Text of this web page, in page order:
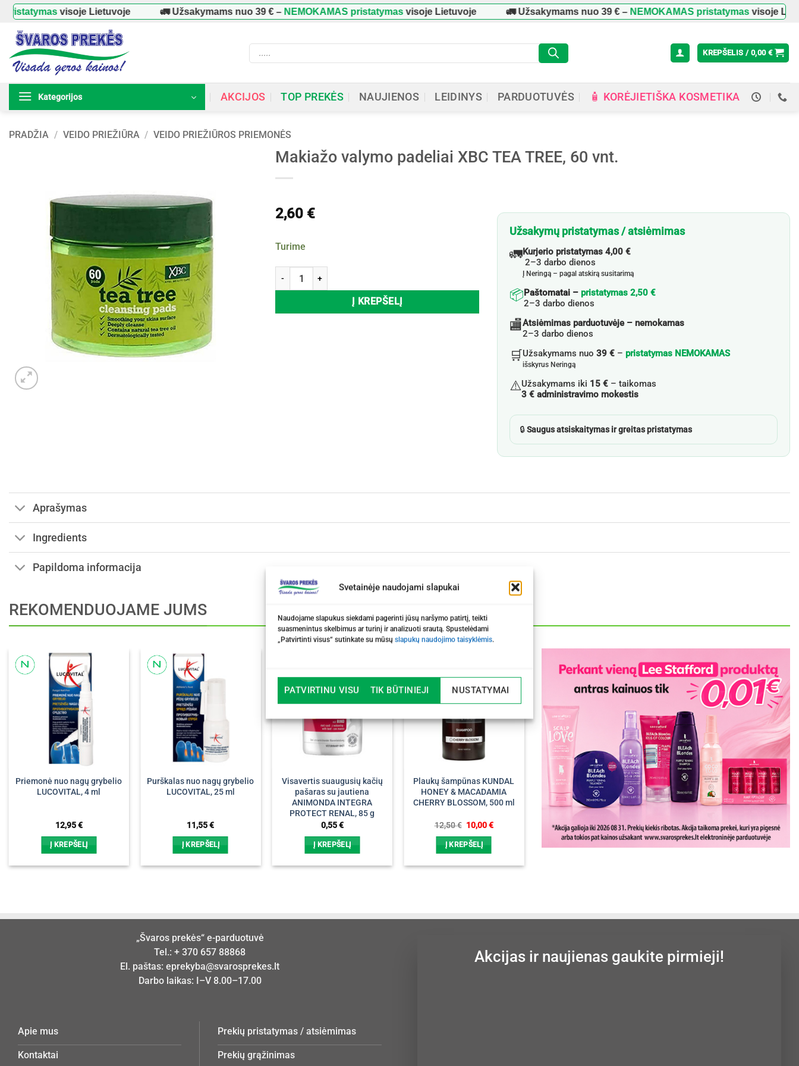
Svetainėje naudojami slapukai
Naudojame slapukus siekdami pagerinti jūsų naršymo patirtį, teikti
suasmenintus skelbimus ar turinį ir analizuoti srautą. Spustelėdami
„Patvirtinti visus“ sutinkate su mūsų slapukų naudojimo taisyklėmis.
PATVIRTINU VISUS TIK BŪTINIEJI NUSTATYMAI
Skip
content
visoje Lietuvoje 🚛 Užsakymams nuo39 €–NEMOKAMAS pristatymasvisoje Lietuvoje 🚛 Užsakymams nuo39 €–NEMOKAMAS pristatymasvisoje Lietuvoje
Products
search
KREPŠELIS / 0,00 €
Kategorijos AKCIJOS TOP PREKĖS NAUJIENOS LEIDINYS PARDUOTUVĖS 🧴 KORĖJIETIŠKA KOSMETIKA
PRADŽIA / VEIDO PRIEŽIŪRA / VEIDO PRIEŽIŪROS PRIEMONĖS
Makiažo valymo padeliai XBC TEA TREE, 60 vnt.
2,60 €
Turime
produkto kiekis: Makiažo valymo padeliai XBC TEA TREE, 60 vnt.
Į KREPŠELĮ
Užsakymų pristatymas / atsiėmimas
🚛Kurjerio pristatymas 4,00 €
2–3 darbo dienos
Į Neringą – pagal atskirą susitarimą
📦Paštomatai – pristatymas 2,50 €
2–3 darbo dienos
🏬Atsiėmimas parduotuvėje – nemokamas
2–3 darbo dienos
🛒Užsakymams nuo39 € – pristatymas NEMOKAMAS
išskyrus Neringą
⚠️Užsakymams iki 15 € – taikomas
3 € administravimo mokestis
🔒Saugus atsiskaitymas ir greitas pristatymas
Aprašymas
Ingredients
Papildoma informacija
REKOMENDUOJAME JUMS
Priemonė nuo nagų grybelio
LUCOVITAL, 4 ml
12,95€
Į KREPŠELĮ
Purškalas nuo nagų grybelio
LUCOVITAL, 25 ml
11,55€
Į KREPŠELĮ
Visavertis suaugusių kačių
pašaras su jautiena
ANIMONDA INTEGRA
PROTECT RENAL, 85 g
0,55€
Į KREPŠELĮ
Plaukų šampūnas KUNDAL
HONEY & MACADAMIA
CHERRY BLOSSOM, 500 ml
12,50€ Original
was:
12,50 €.
10,00€Current
Į KREPŠELĮ
„Švaros prekės“ e-parduotuvė
Tel.: + 370 657 88868
El. paštas: eprekyba@svarosprekes.lt
Darbo laikas: I–V 8.00–17.00
Apie mus
Kontaktai
Prekių pristatymas / atsiėmimas
Prekių grąžinimas
Akcijas ir naujienas gaukite pirmieji!